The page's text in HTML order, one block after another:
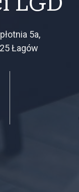
5a,
Łagów